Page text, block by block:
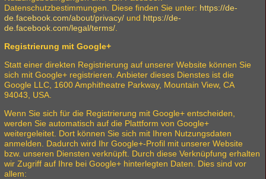
Datenschutzbestimmungen. Diese finden Sie unter: https://de-
de.facebook.com/about/privacy/ und https://de-
de.facebook.com/legal/terms/
Registrierung mit Google+
Statt einer direkten Registrierung auf unserer Website können Sie
sich mit Google+ registrieren. Anbieter dieses Dienstes ist die
Google LLC, 1600 Amphitheatre Parkway, Mountain View, CA
94043, USA.
Wenn Sie sich für die Registrierung mit Google+ entscheiden,
werden Sie automatisch auf die Plattform von Google+
weitergeleitet. Dort können Sie sich mit Ihren Nutzungsdaten
anmelden. Dadurch wird Ihr Google+-Profil mit unserer Website
bzw. unseren Diensten verknüpft. Durch diese Verknüpfung erhalten
wir Zugriff auf Ihre bei Google+ hinterlegten Daten. Dies sind vor
allem: